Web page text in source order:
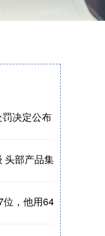
决定公布
头部产品集
位，他用64